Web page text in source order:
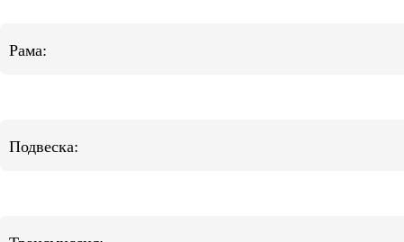
Рама:
Подвеска: